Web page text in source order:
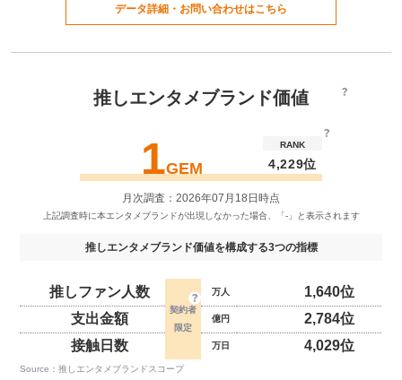
データ詳細・お問い合わせはこちら
推しエンタメブランド価値
1GEM
RANK
4,229位
月次調査：2026年07月18日時点
推しエンタメブランド価値を構成する3つの指標
推しファン人数 万人
1,640位
支出金額
億円
2,784位
接触日数
万日 4,029位
Source：推しエンタメブランドスコープ